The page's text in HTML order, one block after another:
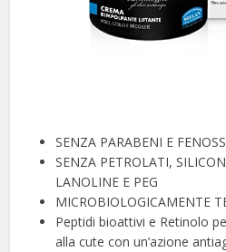
SENZA PARABENI E
SENZA PETROLATI,
LANOLINE E PEG
MICROBIOLOGICAMENTE
Peptidi bioattivi e Retinolo
alla cute con un’azione